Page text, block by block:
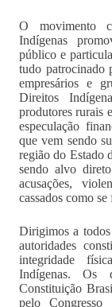
O movimento
Indígenas
público e
tudo patrocinado
empresários e
Direitos
produtores rurais
especulação
que vem sendo
região do Estado
sendo alvo
acusações,
cassados como
Dirigimos a todos
autoridades
integridade
Indígenas. Os
Constituição
pelo